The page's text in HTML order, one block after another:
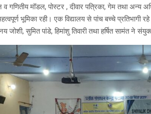
व गणितीय मॉडल, पोस्टर , दीवार पत्रिका, गेम तथा अन्य
भूमिका रही। एक विद्यालय से पांच बच्चे प्रतिभागी
जोशी, सुमित पांडे, हिमांशु तिवारी तथा हर्षित सामंत ने